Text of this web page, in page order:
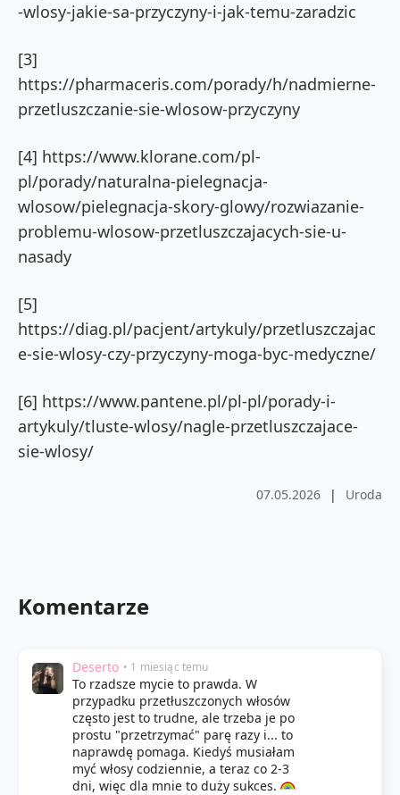
-wlosy-jakie-sa-przyczyny-i-jak-temu-zaradzic
[3]
https://pharmaceris.com/porady/h/nadmierne-
przetluszczanie-sie-wlosow-przyczyny
[4] https://www.klorane.com/pl-
pl/porady/naturalna-pielegnacja-
wlosow/pielegnacja-skory-glowy/rozwiazanie-
problemu-wlosow-przetluszczajacych-sie-u-
nasady
[5]
https://diag.pl/pacjent/artykuly/przetluszczajac
e-sie-wlosy-czy-przyczyny-moga-byc-medyczne/
[6] https://www.pantene.pl/pl-pl/porady-i-
artykuly/tluste-wlosy/nagle-przetluszczajace-
sie-wlosy/
07.05.2026 | Uroda
Komentarze
Deserto • 1 miesiąc temu
To rzadsze mycie to prawda. W
przypadku przetłuszczonych włosów
często jest to trudne, ale trzeba je po
prostu "przetrzymać" parę razy i... to
naprawdę pomaga. Kiedyś musiałam
myć włosy codziennie, a teraz co 2-3
dni, więc dla mnie to duży sukces.